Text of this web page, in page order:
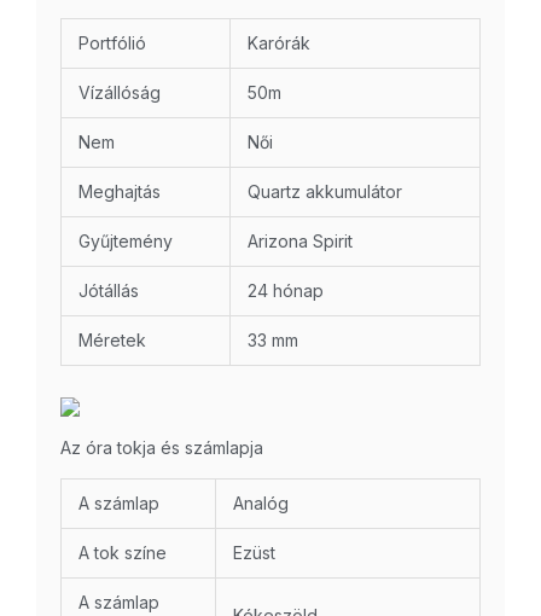
Portfólió Karórák
Vízállóság 50m
Nem Női
Meghajtás Quartz akkumulátor
Gyűjtemény Arizona Spirit
Jótállás 24 hónap
Méretek 33 mm
Az óra tokja és számlapja
A számlap Analóg
A tok színe Ezüst
A számlap